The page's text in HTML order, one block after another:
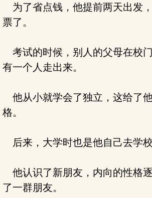
为了省点钱，他提前两天出发
票了。
考试的时候，别人的父母在校
有一个人走出来。
他从小就学会了独立，这给了
格。
后来，大学时也是他自己去学校
他认识了新朋友，内向的性格
了一群朋友。